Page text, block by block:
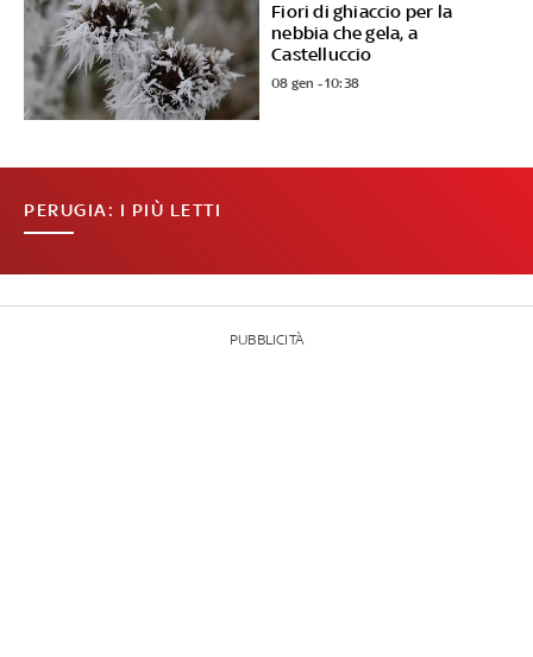
Fiori di ghiaccio per la
nebbia che gela, a
Castelluccio
08 gen - 10:38
PERUGIA: I PIÙ LETTI
PUBBLICITÀ